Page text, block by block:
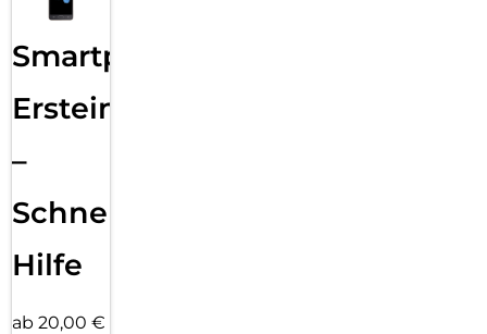
Smartphone
Ersteinrichtung
–
Schnelle
Hilfe
ab 20,00 €